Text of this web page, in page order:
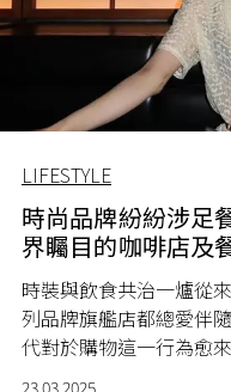
LIFESTYLE
時尚品牌紛紛涉足
界矚目的咖啡店及
時裝與飲食共治一爐從
列品牌旗艦店都總愛伴
代對於購物這一行為愈
23.03.2025